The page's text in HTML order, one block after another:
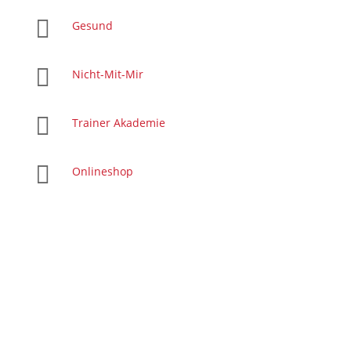
 Gesund
 Nicht-Mit-Mir
 Trainer Akademie
 Onlineshop